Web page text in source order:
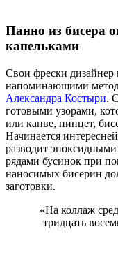
Панно из бисера
капельками
Свои фрески
напоминающими
Александра Костыри.
готовыми узорами,
или канве, пинцет,
Начинается
разводит
рядами бусинок при
наносимых бисерин
заготовки.
«На коллаж
тридцать